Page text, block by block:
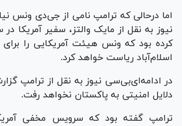
اما درحالی که ترامپ نامی از جی‌دی ونس
نیوز به نقل از مایک والتز، سفیر آمریکا
کرده بود که ونس هیئت آمریکایی را برای
اسلام‌آباد ریاست خواهد کرد.
در ادامه‌ای‌بی‌سی نیوز به نقل از ترامپ
دلایل امنیتی به پاکستان نخواهد رفت.
ترامپ گفته بود که سرویس مخفی